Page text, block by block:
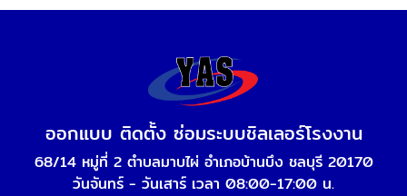
ออกแบบ ติดตั้ง ซ่อมระบบชิลเลอร์โรงงาน
68/14 หมู่ที่ 2 ตำบลมาบไผ่ อำเภอบ้านบึง ชลบุรี 20170
วันจันทร์ - วันเสาร์ เวลา 08:00-17:00 น.